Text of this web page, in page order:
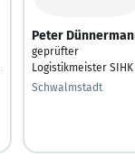
Peter
geprüfter
Logistikmeister SIHK
Schwalmstadt